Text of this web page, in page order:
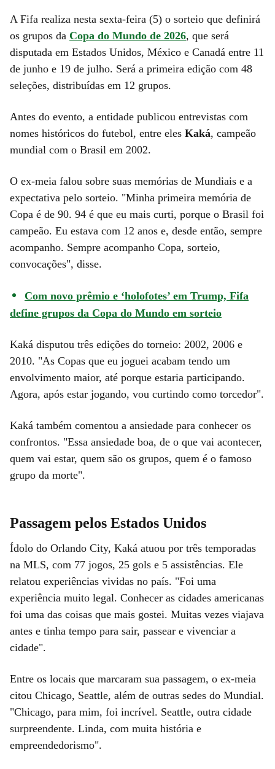
A Fifa realiza nesta sexta-feira (5) o sorteio que definirá
os grupos da Copa do Mundo de 2026, que será
disputada em Estados Unidos, México e Canadá entre 11
de junho e 19 de julho. Será a primeira edição com 48
seleções, distribuídas em 12 grupos.
Antes do evento, a entidade publicou entrevistas com
nomes históricos do futebol, entre eles Kaká, campeão
mundial com o Brasil em 2002.
O ex-meia falou sobre suas memórias de Mundiais e a
expectativa pelo sorteio. "Minha primeira memória de
Copa é de 90. 94 é que eu mais curti, porque o Brasil foi
campeão. Eu estava com 12 anos e, desde então, sempre
acompanho. Sempre acompanho Copa, sorteio,
convocações", disse.
Com novo prêmio e ‘holofotes’ em Trump, Fifa
define grupos da Copa do Mundo em sorteio
Kaká disputou três edições do torneio: 2002, 2006 e
2010. "As Copas que eu joguei acabam tendo um
envolvimento maior, até porque estaria participando.
Agora, após estar jogando, vou curtindo como torcedor".
Kaká também comentou a ansiedade para conhecer os
confrontos. "Essa ansiedade boa, de o que vai acontecer,
quem vai estar, quem são os grupos, quem é o famoso
grupo da morte".
Passagem pelos Estados Unidos
Ídolo do Orlando City, Kaká atuou por três temporadas
na MLS, com 77 jogos, 25 gols e 5 assistências. Ele
relatou experiências vividas no país. "Foi uma
experiência muito legal. Conhecer as cidades americanas
foi uma das coisas que mais gostei. Muitas vezes viajava
antes e tinha tempo para sair, passear e vivenciar a
cidade".
Entre os locais que marcaram sua passagem, o ex-meia
citou Chicago, Seattle, além de outras sedes do Mundial.
"Chicago, para mim, foi incrível. Seattle, outra cidade
surpreendente. Linda, com muita história e
empreendedorismo".